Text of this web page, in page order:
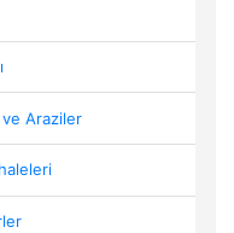
ve Araziler